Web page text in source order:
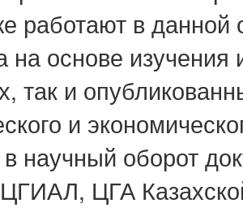
работают в данной
на основе
так и
и
научный оборот
ЦГА